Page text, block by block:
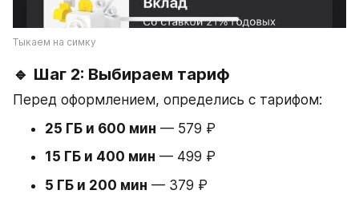
Тыкаем на симку
🔹 Шаг 2: Выбираем тариф
Перед оформлением, определись с тарифом:
25 ГБ и 600 мин — 579 ₽
15 ГБ и 400 мин — 499 ₽
5 ГБ и 200 мин — 379 ₽